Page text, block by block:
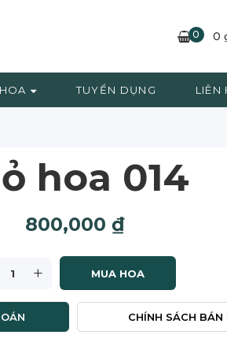
0 0
TUYỂN DỤNG LIÊN
hoa 014
800,000 ₫
+ MUA HOA
CHÍNH SÁCH BÁN